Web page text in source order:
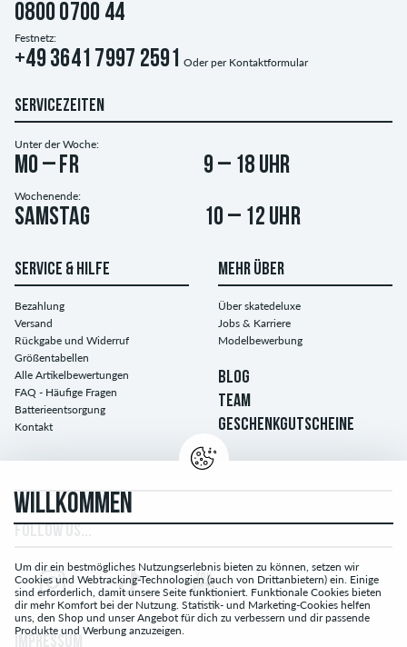
0800 0700 44
Festnetz:
+49 3641 7997 2591 Oder per Kontaktformular
SERVICEZEITEN
Unter der Woche:
Mo – Fr 9 – 18 Uhr
Wochenende:
Samstag 10 – 12 Uhr
SERVICE & HILFE
Bezahlung
Versand
Rückgabe und Widerruf
Größentabellen
Alle Artikelbewertungen
FAQ - Häufige Fragen
Batterieentsorgung
Kontakt
MEHR ÜBER
Über skatedeluxe
Jobs & Karriere
Modelbewerbung
BLOG
TEAM
GESCHENKGUTSCHEINE
WILLKOMMEN
Um dir ein bestmögliches Nutzungserlebnis bieten zu können, setzen wir
Cookies und Webtracking-Technologien (auch von Drittanbietern) ein. Einige
sind erforderlich, damit unsere Seite funktioniert. Funktionale Cookies bieten
dir mehr Komfort bei der Nutzung. Statistik- und Marketing-Cookies helfen
uns, den Shop und unser Angebot für dich zu verbessern und dir passende
Produkte und Werbung anzuzeigen.